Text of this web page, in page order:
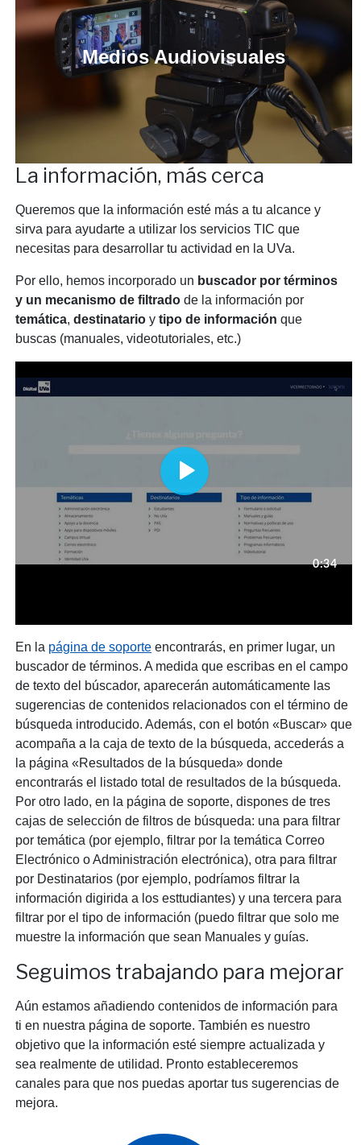
Medios Audiovisuales
La información, más cerca
Queremos que la información esté más a tu alcance y
sirva para ayudarte a utilizar los servicios TIC que
necesitas para desarrollar tu actividad en la UVa.
Por ello, hemos incorporado un buscador por términos
y un mecanismo de filtrado de la información por
temática, destinatario y tipo de información que
buscas (manuales, videotutoriales, etc.)
En la página de soporte encontrarás, en primer lugar, un
buscador de términos. A medida que escribas en el campo
de texto del búscador, aparecerán automáticamente las
sugerencias de contenidos relacionados con el término de
búsqueda introducido. Además, con el botón «Buscar» que
acompaña a la caja de texto de la búsqueda, accederás a
la página «Resultados de la búsqueda» donde
encontrarás el listado total de resultados de la búsqueda.
Por otro lado, en la página de soporte, dispones de tres
cajas de selección de filtros de búsqueda: una para filtrar
por temática (por ejemplo, filtrar por la temática Correo
Electrónico o Administración electrónica), otra para filtrar
por Destinatarios (por ejemplo, podríamos filtrar la
información digirida a los esttudiantes) y una tercera para
filtrar por el tipo de información (puedo filtrar que solo me
muestre la información que sean Manuales y guías.
Seguimos trabajando para mejorar
Aún estamos añadiendo contenidos de información para
ti en nuestra página de soporte. También es nuestro
objetivo que la información esté siempre actualizada y
sea realmente de utilidad. Pronto estableceremos
canales para que nos puedas aportar tus sugerencias de
mejora.